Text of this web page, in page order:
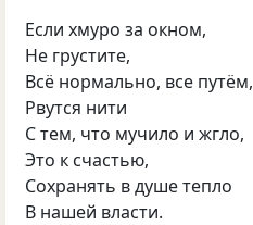
Если хмуро за окном,
Не грустите,
Всё нормально, все путём,
Рвутся нити
С тем, что мучило и жгло,
Это к счастью,
Сохранять в душе тепло
В нашей власти.